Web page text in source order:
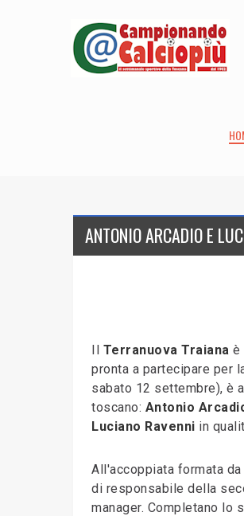
ANTONIO ARCADIO E
Il Terranuova Traiana è
pronta a partecipare per
sabato 12 settembre), è
toscano: Antonio
Luciano Ravenni in
All'accoppiata formata
di responsabile della
manager. Completano lo